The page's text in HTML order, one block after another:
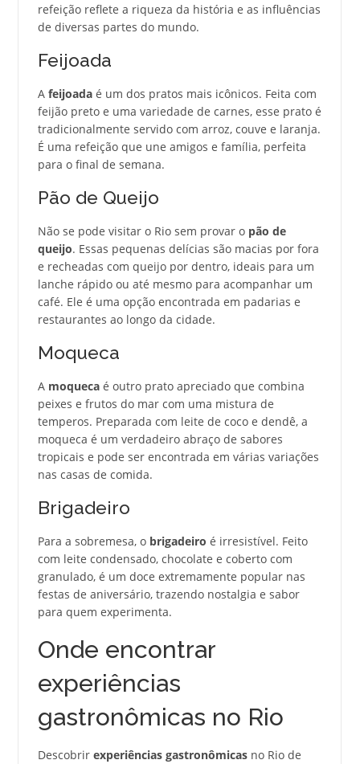
refeição reflete a riqueza da história e as influências
de diversas partes do mundo.
Feijoada
A feijoadaé um dos pratos mais icônicos. Feita com
feijão preto e uma variedade de carnes, esse prato é
tradicionalmente servido com arroz, couve e laranja.
É uma refeição que une amigos e família, perfeita
para o final de semana.
Pão de Queijo
Não se pode visitar o Rio sem provar o pão de
queijo. Essas pequenas delícias são macias por fora
e recheadas com queijo por dentro, ideais para um
lanche rápido ou até mesmo para acompanhar um
café. Ele é uma opção encontrada em padarias e
restaurantes ao longo da cidade.
Moqueca
A moquecaé outro prato apreciado que combina
peixes e frutos do mar com uma mistura de
temperos. Preparada com leite de coco e dendê, a
moqueca é um verdadeiro abraço de sabores
tropicais e pode ser encontrada em várias variações
nas casas de comida.
Brigadeiro
Para a sobremesa, o brigadeiro é irresistível. Feito
com leite condensado, chocolate e coberto com
granulado, é um doce extremamente popular nas
festas de aniversário, trazendo nostalgia e sabor
para quem experimenta.
Onde encontrar
experiências
gastronômicas no Rio
Descobrir experiências gastronômicasno Rio de